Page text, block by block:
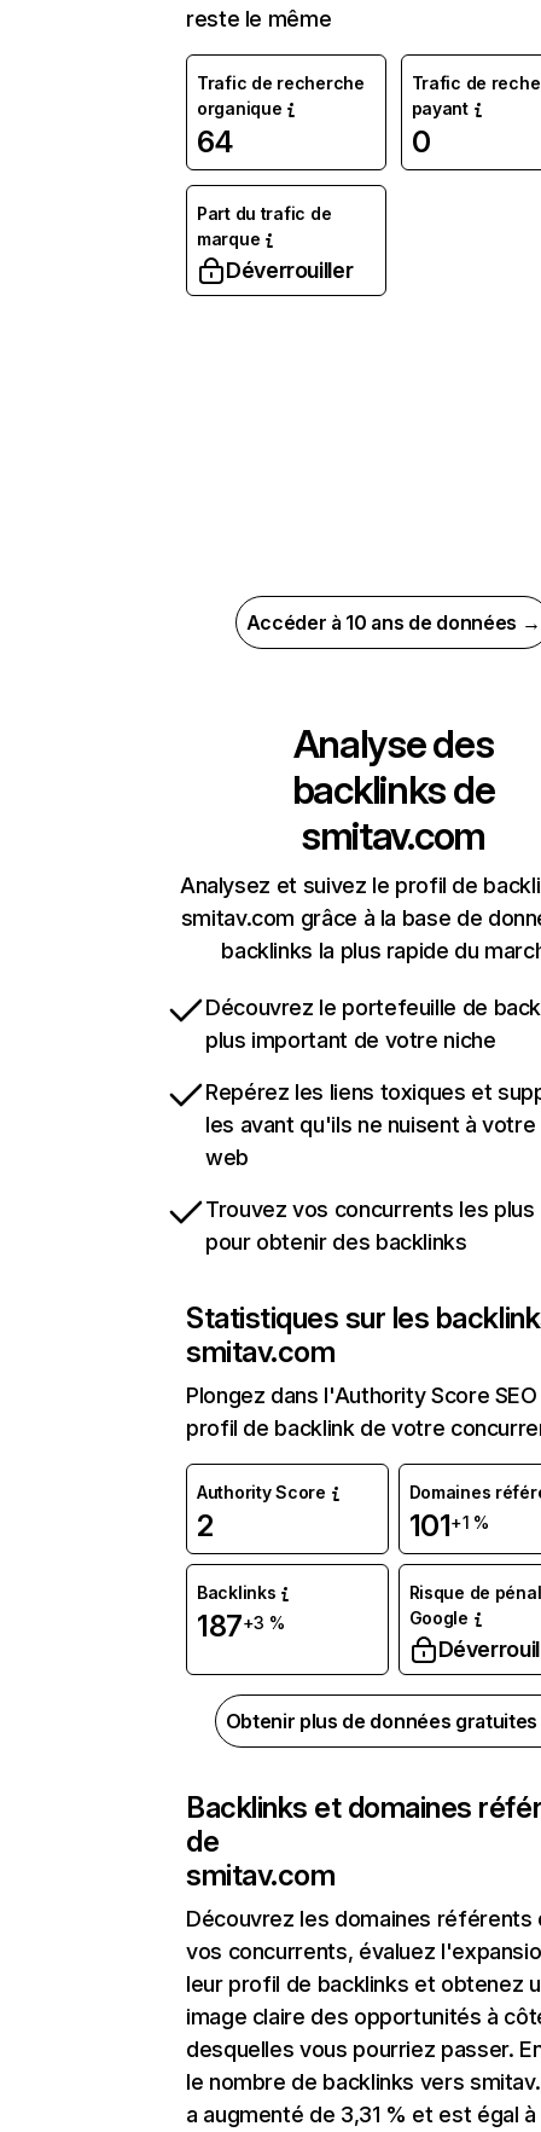
reste le même
Trafic de recherche
organique
64
Trafic de
payant
0
Part du trafic de
marque
Déverrouiller
Accéder à 10 ans de données →
Analyse des
backlinks de
smitav.com
Analysez et suivez le profil de
smitav.com grâce à la base de
backlinks la plus rapide du
Découvrez le portefeuille de
plus important de votre niche
Repérez les liens toxiques et
les avant qu'ils ne nuisent à
web
Trouvez vos concurrents les
pour obtenir des backlinks
Statistiques sur les
smitav.com
Plongez dans l'Authority Score
profil de backlink de votre
Authority Score
2
Domaines
101+1 %
Backlinks
187+3 %
Risque de
Google
Obtenir plus de données
Backlinks et domaines
de
smitav.com
Découvrez les domaines référents
vos concurrents, évaluez
leur profil de backlinks et obtenez
image claire des opportunités à
desquelles vous pourriez passer.
le nombre de backlinks vers
a augmenté de 3,31 % et est égal à